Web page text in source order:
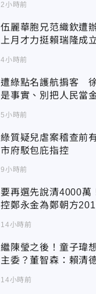
2小時前
伍麗華胞兄范織欽遭
上月才力挺賴瑞隆成
4小時前
遭綠點名護航掮客
是事實、別把人民當
5小時前
綠質疑兒虐案稽查前
市府駁包庇指控
9小時前
要再選先說清4000
控鄭永金為鄭朝方
14小時前
繼陳瑩之後！童子瑋
主委？董智森：賴清
14小時前